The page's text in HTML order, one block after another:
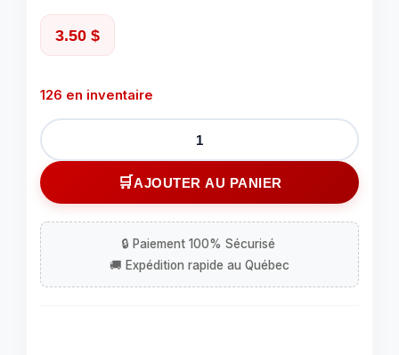
3.50 $
126 en inventaire
quantité
de
Meule
pour
rectifieuse
7"
pour
le
AJOUTER AU PANIER